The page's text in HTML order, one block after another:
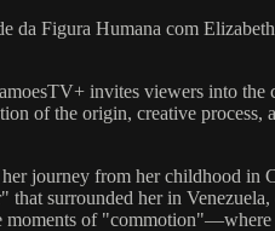
da Figura Humana com
invites viewers into the
of the origin, creative process,
journey from her childhood in
surrounded her in Venezuela,
of "commotion"—where